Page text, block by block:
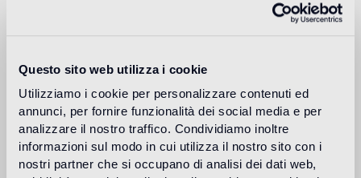
Questo sito web utilizza i cookie
Utilizziamo i cookie per personalizzare contenuti ed
annunci, per fornire funzionalità dei social media e per
analizzare il nostro traffico. Condividiamo inoltre
informazioni sul modo in cui utilizza il nostro sito con i
nostri partner che si occupano di analisi dei dati web,
company that plays an important role in building the
designers collaborating with Bisazza in the development of
new collections, it contributes to expanding the company's
product range with original decorative proposals.
Más información